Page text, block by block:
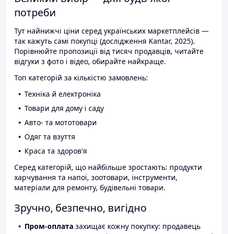
потреби
Тут найнижчі ціни серед українських маркетплейсів —
так кажуть самі покупці (дослідження Kantar, 2025).
Порівнюйте пропозиції від тисяч продавців, читайте
відгуки з фото і відео, обирайте найкраще.
Топ категорій за кількістю замовлень:
Техніка й електроніка
Товари для дому і саду
Авто- та мототовари
Одяг та взуття
Краса та здоров'я
Серед категорій, що найбільше зростають: продукти
харчування та напої, зоотовари, інструменти,
матеріали для ремонту, будівельні товари.
Зручно, безпечно, вигідно
Пром-оплата захищає кожну покупку: продавець